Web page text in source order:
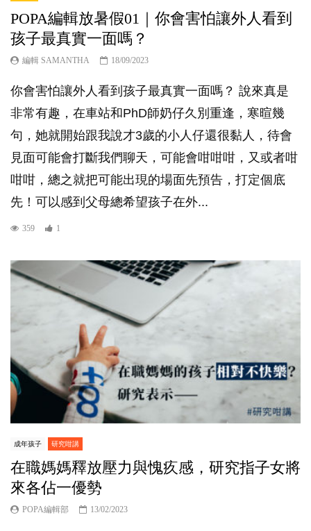
POPA編輯放暑假01｜你會害怕讓外人看到
孩子最真實一面嗎？
編輯 SAMANTHA 18/09/2023
你會害怕讓外人看到孩子最真實一面嗎？ 說來真是
非常有趣，在車站和PhD師奶仔久別重逢，寒暄幾
句，她就開始跟我說才3歲的小人仔還很黏人，待會
見面可能會打斷我們聊天，可能會咁咁咁，又或者咁
咁咁，總之就把可能出現的場面先預告，打定個底
先！可以感到父母總希望孩子在外...
359 1
成年孩子 研究咁講
在職媽媽釋放壓力與愧疚感，研究指子女將
來各佔一優勢
POPA編輯部 13/02/2023